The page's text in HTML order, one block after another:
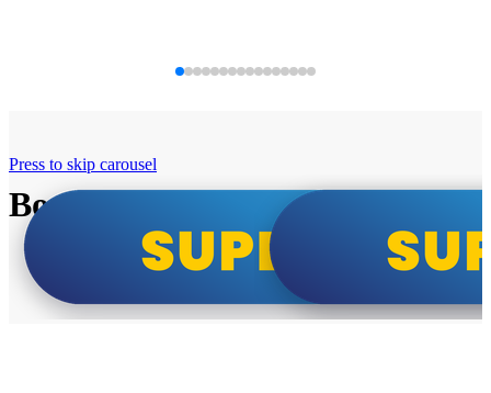
Bosch super cene
Press to skip carousel